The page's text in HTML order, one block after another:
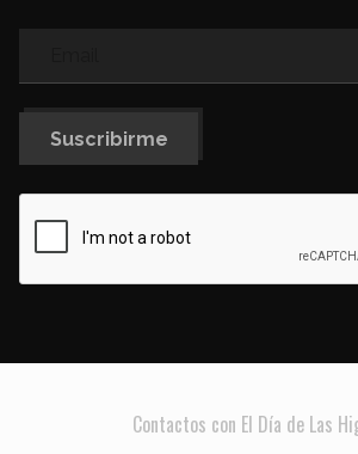
Suscribirme
Contactos con El Día de Las